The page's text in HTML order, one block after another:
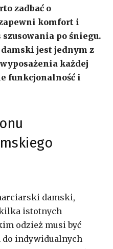
zadbać o
komfort i
po śniegu.
jest jednym z
każdej
funkcjonalność i
damski,
istotnych
odzież musi być
do indywidualnych